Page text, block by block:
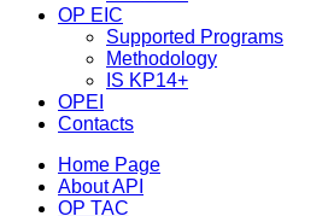
OP EIC
Supported Programs
Methodology
IS KP14+
OPEI
Contacts
Home Page
About API
OP TAC